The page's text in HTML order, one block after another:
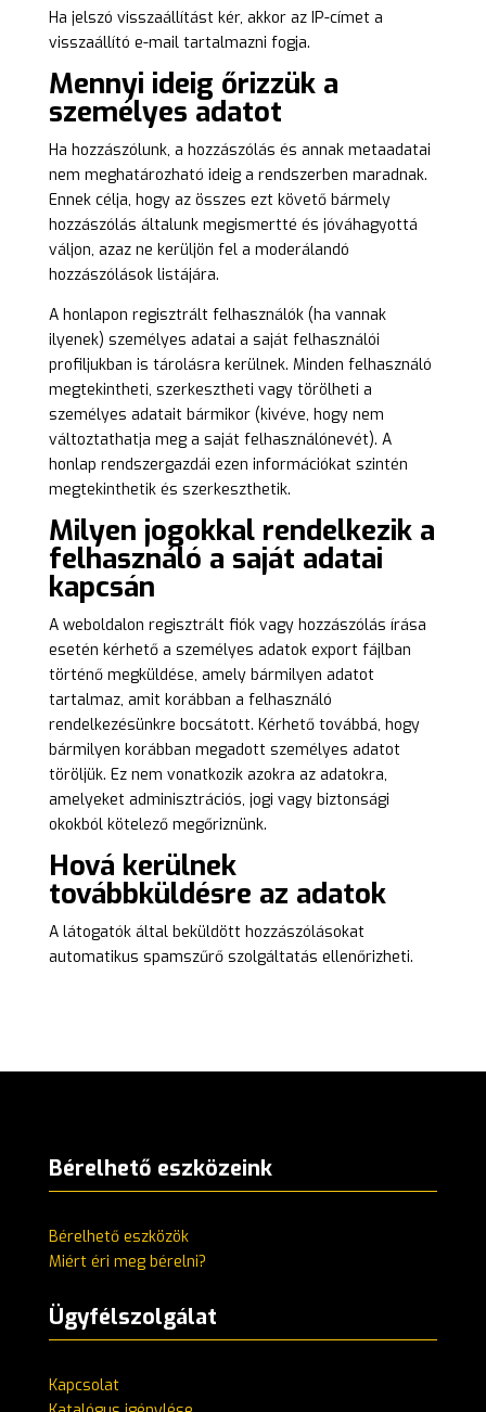
Ha jelszó visszaállítást kér, akkor az IP-címet a
visszaállító e-mail tartalmazni fogja.
Mennyi ideig őrizzük a
személyes adatot
Ha hozzászólunk, a hozzászólás és annak metaadatai
nem meghatározható ideig a rendszerben maradnak.
Ennek célja, hogy az összes ezt követő bármely
hozzászólás általunk megismertté és jóváhagyottá
váljon, azaz ne kerüljön fel a moderálandó
hozzászólások listájára.
A honlapon regisztrált felhasználók (ha vannak
ilyenek) személyes adatai a saját felhasználói
profiljukban is tárolásra kerülnek. Minden felhasználó
megtekintheti, szerkesztheti vagy törölheti a
személyes adatait bármikor (kivéve, hogy nem
változtathatja meg a saját felhasználónevét). A
honlap rendszergazdái ezen információkat szintén
megtekinthetik és szerkeszthetik.
Milyen jogokkal rendelkezik a
felhasználó a saját adatai
kapcsán
A weboldalon regisztrált fiók vagy hozzászólás írása
esetén kérhető a személyes adatok export fájlban
történő megküldése, amely bármilyen adatot
tartalmaz, amit korábban a felhasználó
rendelkezésünkre bocsátott. Kérhető továbbá, hogy
bármilyen korábban megadott személyes adatot
töröljük. Ez nem vonatkozik azokra az adatokra,
amelyeket adminisztrációs, jogi vagy biztonsági
okokból kötelező megőriznünk.
Hová kerülnek
továbbküldésre az adatok
A látogatók által beküldött hozzászólásokat
automatikus spamszűrő szolgáltatás ellenőrizheti.
Bérelhető eszközeink
Bérelhető eszközök
Miért éri meg bérelni?
Ügyfélszolgálat
Kapcsolat